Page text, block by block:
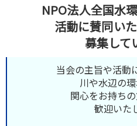
NPO法人全国水
活動に賛同い
募集して
当会の主旨や活動
川や水辺の
関心をお持ちの
歓迎いた